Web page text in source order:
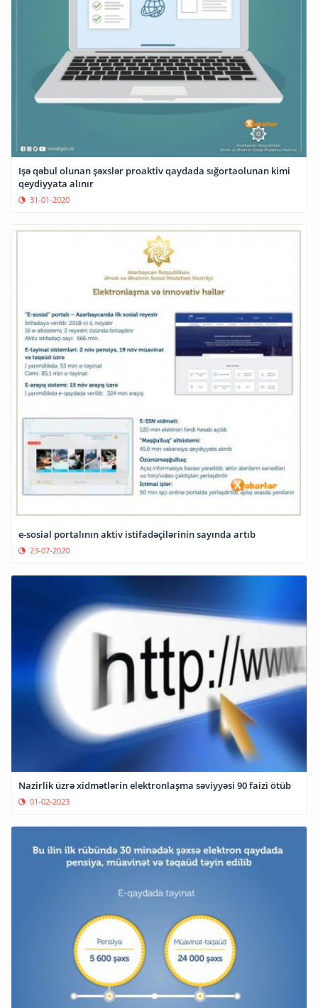
Işə qəbul olunan şəxslər proaktiv qaydada sığortaolunan kimi
qeydiyyata alınır
31-01-2020
e-sosial portalının aktiv istifadəçilərinin sayında artıb
23-07-2020
Nazirlik üzrə xidmətlərin elektronlaşma səviyyəsi 90 faizi ötüb
01-02-2023